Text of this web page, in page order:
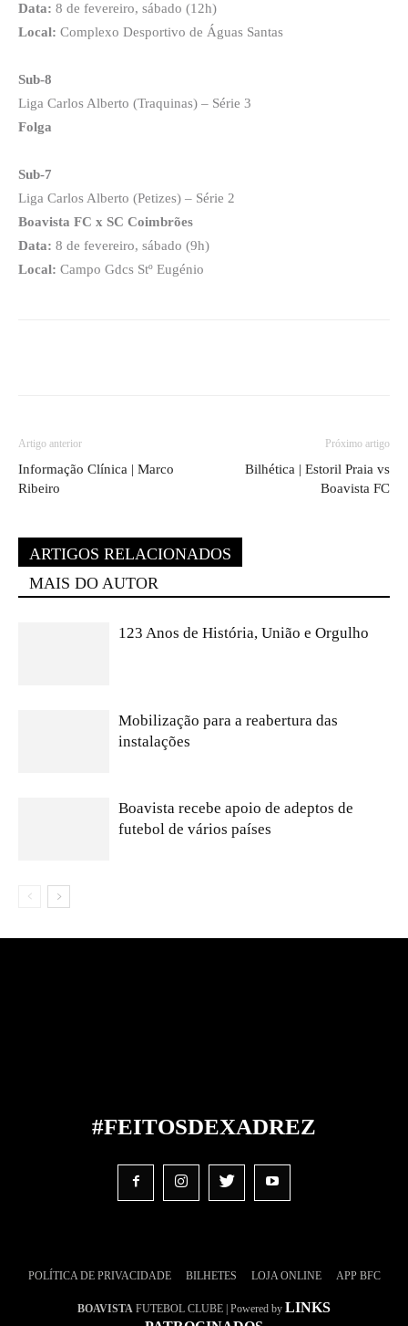
Data: 8 de fevereiro, sábado (12h)
Local: Complexo Desportivo de Águas Santas
Sub-8
Liga Carlos Alberto (Traquinas) – Série 3
Folga
Sub-7
Liga Carlos Alberto (Petizes) – Série 2
Boavista FC x SC Coimbrões
Data: 8 de fevereiro, sábado (9h)
Local: Campo Gdcs Stº Eugénio
Artigo anterior
Informação Clínica | Marco
Ribeiro
Próximo artigo
Bilhética | Estoril Praia vs
Boavista FC
ARTIGOS RELACIONADOS
MAIS DO AUTOR
123 Anos de História, União e Orgulho
Mobilização para a reabertura das
instalações
Boavista recebe apoio de adeptos de
futebol de vários países
#FEITOSDEXADREZ
POLÍTICA DE PRIVACIDADE BILHETES LOJA ONLINE APP BFC
BOAVISTA FUTEBOL CLUBE | Powered by LINKS